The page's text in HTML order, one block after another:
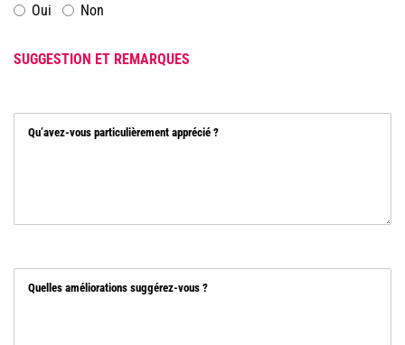
Oui
Non
SUGGESTION ET REMARQUES
Qu’avez-vous particulièrement apprécié ?
Quelles améliorations suggérez-vous ?